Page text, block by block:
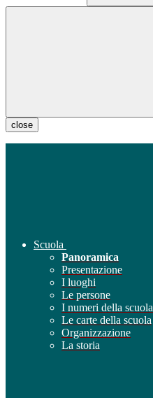
close
Scuola
Panoramica
Presentazione
I luoghi
Le persone
I numeri della scuola
Le carte della scuola
Organizzazione
La storia